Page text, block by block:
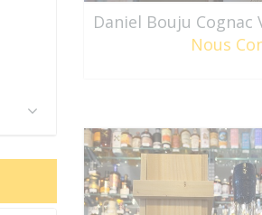
Daniel Bouju Cognac
Nous